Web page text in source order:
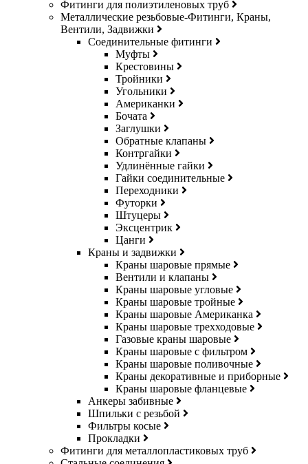
Фитинги для полиэтиленовых труб
Металлические резьбовые-Фитинги, Краны,
Вентили, Задвижки
Соединительные фитинги
Муфты
Крестовины
Тройники
Угольники
Американки
Бочата
Заглушки
Обратные клапаны
Контргайки
Удлинённые гайки
Гайки соединительные
Переходники
Футорки
Штуцеры
Эксцентрик
Цанги
Краны и задвижки
Краны шаровые прямые
Вентили и клапаны
Краны шаровые угловые
Краны шаровые тройные
Краны шаровые Американка
Краны шаровые трехходовые
Газовые краны шаровые
Краны шаровые с фильтром
Краны шаровые поливочные
Краны декоративные и приборные
Краны шаровые фланцевые
Анкеры забивные
Шпильки с резьбой
Фильтры косые
Прокладки
Фитинги для металлопластиковых труб